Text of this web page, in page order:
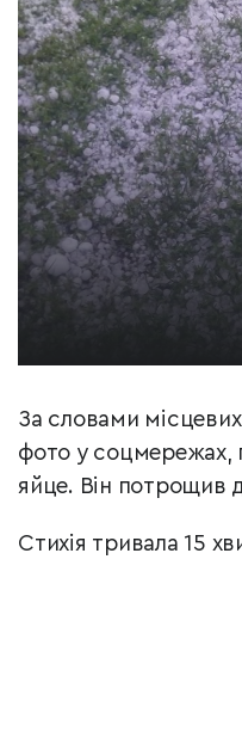
За словами місцевих
фото у соцмережах,
яйце. Він потрощив
Стихія тривала 15